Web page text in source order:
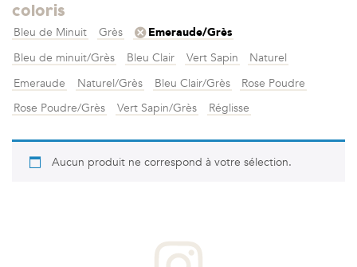
coloris
Bleu de Minuit Grès Emeraude/Grès
Bleu de minuit/Grès Bleu Clair Vert Sapin
Naturel
Emeraude
Naturel/Grès Bleu Clair/Grès
Rose Poudre
Rose Poudre/Grès
Vert Sapin/Grès Réglisse
Aucun produit ne correspond à votre sélection.